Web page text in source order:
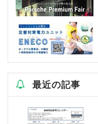
最近の記事